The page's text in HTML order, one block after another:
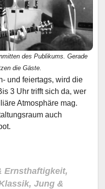
des Publikums. Gerade
die Gäste.
und feiertags, wird die
3 Uhr trifft sich da, wer
Atmosphäre mag.
auch
Ernsthaftigkeit,
Jung &